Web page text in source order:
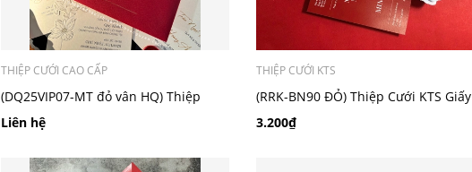
THIỆP CƯỚI CAO CẤP
(DQ25VIP07-MT đỏ vân HQ) Thiệp
Cưới Cao Cấp Ép Kim
Liên hệ
THIỆP CƯỚI KTS
(RRK-BN90 ĐỎ) Thiệp Cưới KTS Giấy
Ford 200
3.200₫